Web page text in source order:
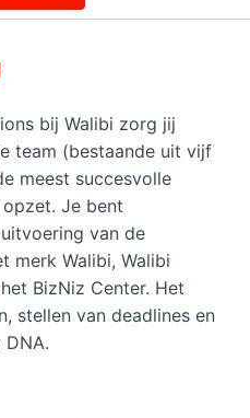
bij Walibi zorg jij
team (bestaande uit vijf
meest succesvolle
Je bent
van de
merk Walibi, Walibi
BizNiz Center. Het
stellen van deadlines en